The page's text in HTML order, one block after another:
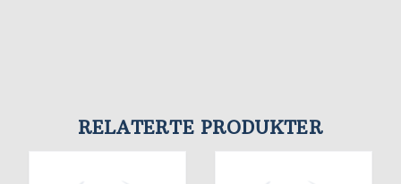
RELATERTE PRODUKTER